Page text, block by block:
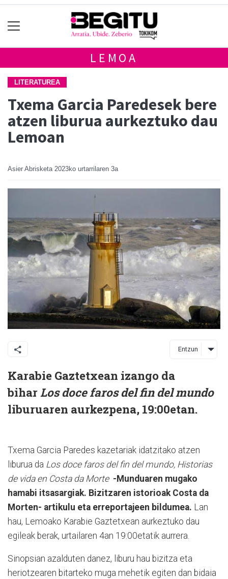
LEMOA
LITERATUREA
Txema Garcia Paredesek bere
atzen liburua aurkeztuko dau
Lemoan
Asier Abrisketa 2023ko urtarrilaren 3a
Entzun
Karabie Gaztetxean izango da
biharLos doce faros del fin del mundo
liburuaren aurkezpena, 19:00etan.
Txema Garcia Paredes kazetariak idatzitako atzen
liburua da Los doce faros del fin del mundo, Historias
de vida en Costa da Morte -Munduaren mugako
hamabi itsasargiak. Bizitzaren istorioak Costa da
Morten- artikulu eta erreportajeen bildumea. Lan
hau, Lemoako Karabie Gaztetxean aurkeztuko dau
egileak berak, urtailaren 4an 19:00etatik aurrera.
Sinopsian azalduten danez, liburu hau bizitza eta
heriotzearen bitarteko muga mehetik egiten dan bidaia